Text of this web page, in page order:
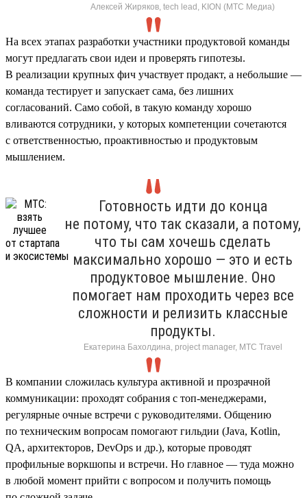
Алексей Жиряков, tech lead, KION (МТС Медиа)
На всех этапах разработки участники продуктовой команды
могут предлагать свои идеи и проверять гипотезы.
В реализации крупных фич участвует продакт, а небольшие —
команда тестирует и запускает сама, без лишних
согласований. Само собой, в такую команду хорошо
вливаются сотрудники, у которых компетенции сочетаются
с ответственностью, проактивностью и продуктовым
мышлением.
Готовность идти до конца
не потому, что так сказали, а потому,
что ты сам хочешь сделать
максимально хорошо — это и есть
продуктовое мышление. Оно
помогает нам проходить через все
сложности и релизить классные
продукты.
Екатерина Бахолдина, project manager, МТС Travel
В компании сложилась культура активной и прозрачной
коммуникации: проходят собрания с топ-менеджерами,
регулярные очные встречи с руководителями. Общению
по техническим вопросам помогают гильдии (Java, Kotlin,
QA, архитекторов, DevOps и др.), которые проводят
профильные воркшопы и встречи. Но главное — туда можно
в любой момент прийти с вопросом и получить помощь